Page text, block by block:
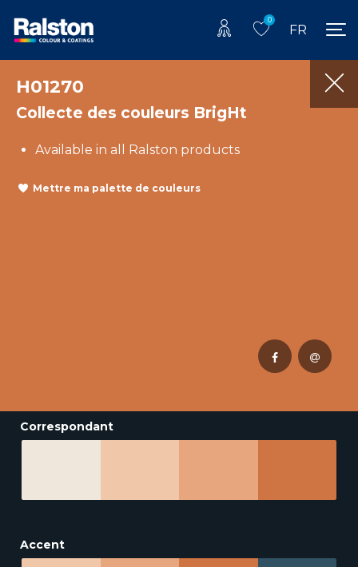
0
FR
H01270
Collecte des couleurs BrigHt
Available in all Ralston products
Mettre ma palette de couleurs
Correspondant
Accent